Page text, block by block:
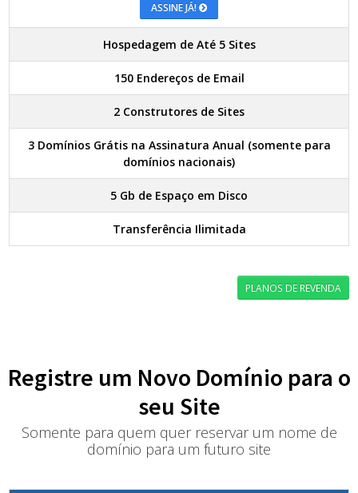
ASSINE JÁ!
Hospedagem de Até 5 Sites
150 Endereços de Email
2 Construtores de Sites
3 Domínios Grátis na Assinatura Anual (somente para
domínios nacionais)
5 Gb de Espaço em Disco
Transferência Ilimitada
PLANOS DE REVENDA
Registre um Novo Domínio para o
seu Site
Somente para quem quer reservar um nome de
domínio para um futuro site